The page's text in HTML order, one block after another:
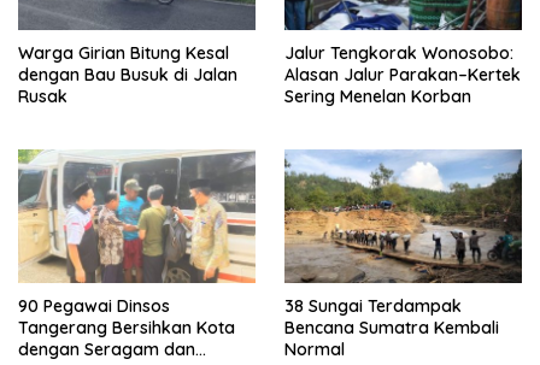
Warga Girian Bitung Kesal
dengan Bau Busuk di Jalan
Rusak
Jalur Tengkorak Wonosobo:
Alasan Jalur Parakan–Kertek
Sering Menelan Korban
90 Pegawai Dinsos
Tangerang Bersihkan Kota
dengan Seragam dan
38 Sungai Terdampak
Bencana Sumatra Kembali
Normal